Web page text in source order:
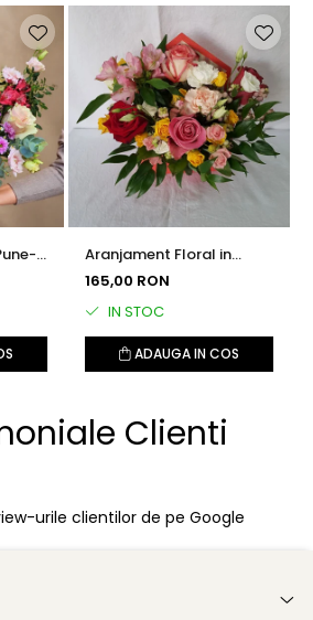
ti
Aranjament Floral in
Cutie Plic Iubire de Vara
165,00 RON
IN STOC
ADAUGA IN COS
Clienti
urile clientilor de pe Google